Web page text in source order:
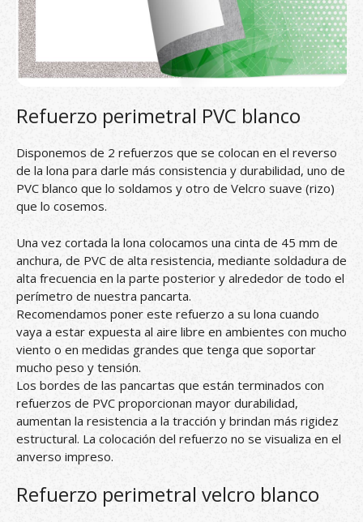
Refuerzo perimetral PVC blanco
Disponemos de 2 refuerzos que se colocan en el reverso
de la lona para darle más consistencia y durabilidad, uno de
PVC blanco que lo soldamos y otro de Velcro suave (rizo)
que lo cosemos.
Una vez cortada la lona colocamos una cinta de 45 mm de
anchura, de PVC de alta resistencia, mediante soldadura de
alta frecuencia en la parte posterior y alrededor de todo el
perímetro de nuestra pancarta.
Recomendamos poner este refuerzo a su lona cuando
vaya a estar expuesta al aire libre en ambientes con mucho
viento o en medidas grandes que tenga que soportar
mucho peso y tensión.
Los bordes de las pancartas que están terminados con
refuerzos de PVC proporcionan mayor durabilidad,
aumentan la resistencia a la tracción y brindan más rigidez
estructural. La colocación del refuerzo no se visualiza en el
anverso impreso.
Refuerzo perimetral velcro blanco